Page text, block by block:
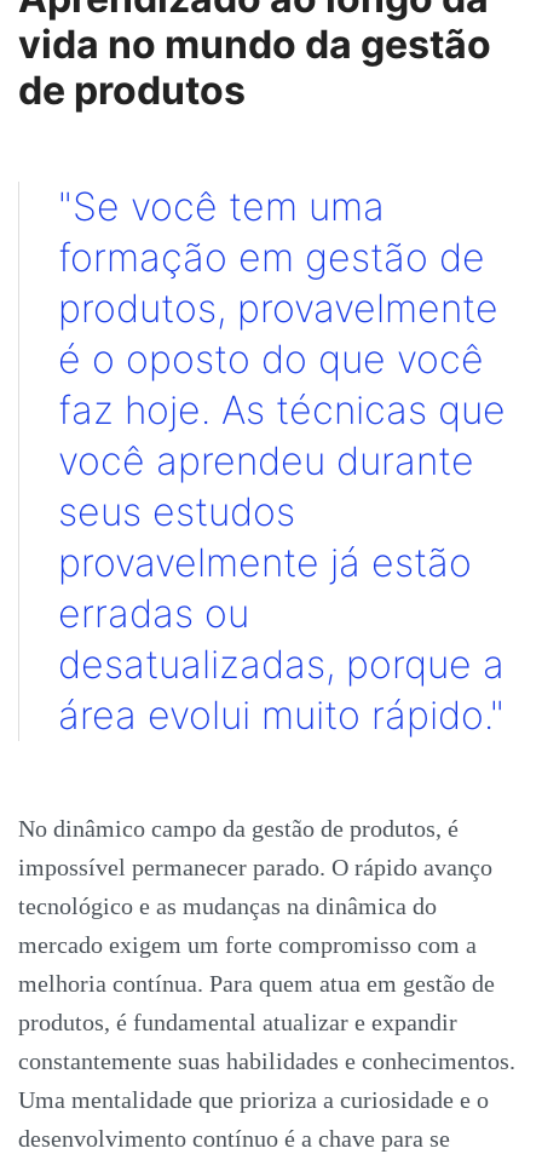
vida no mundo da gestão
de produtos
"Se você tem uma
formação em gestão de
produtos, provavelmente
é o oposto do que você
faz hoje. As técnicas que
você aprendeu durante
seus estudos
provavelmente já estão
erradas ou
desatualizadas, porque a
área evolui muito rápido."
No dinâmico campo da gestão de produtos, é
impossível permanecer parado. O rápido avanço
tecnológico e as mudanças na dinâmica do
mercado exigem um forte compromisso com a
melhoria contínua. Para quem atua em gestão de
produtos, é fundamental atualizar e expandir
constantemente suas habilidades e conhecimentos.
Uma mentalidade que prioriza a curiosidade e o
desenvolvimento contínuo é a chave para se